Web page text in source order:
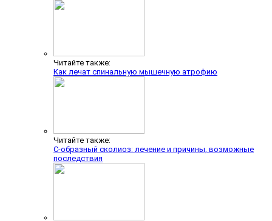
Читайте также:
Как лечат спинальную мышечную атрофию
Читайте также:
С-образный сколиоз: лечение и причины, возможные
последствия